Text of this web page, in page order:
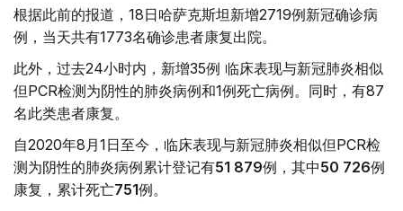
根据此前的报道，18日哈萨克斯坦新增2719例新冠确诊病
例，当天共有1773名确诊患者康复出院。
此外，过去24小时内，新增35例 临床表现与新冠肺炎相似
但PCR检测为阴性的肺炎病例和1例死亡病例。同时，有87
名此类患者康复。
自2020年8月1日至今，临床表现与新冠肺炎相似但PCR检
测为阴性的肺炎病例累计登记有51 879例，其中50 726例
康复，累计死亡751例。